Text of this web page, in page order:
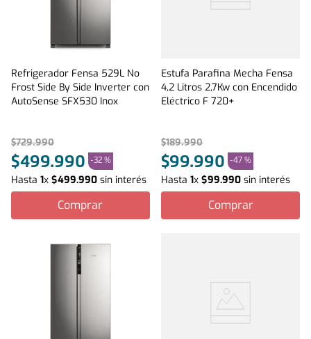
Refrigerador Fensa 529L No
Frost Side By Side Inverter con
AutoSense SFX530 Inox
$729.990
$499.990 -32 %
Hasta 1x $499.990 sin interés
Comprar
Estufa Parafina Mecha Fensa
4,2 Litros 2,7Kw con Encendido
Eléctrico F 720+
$189.990
$99.990 -47 %
Hasta1x$99.990 sin interés
Comprar